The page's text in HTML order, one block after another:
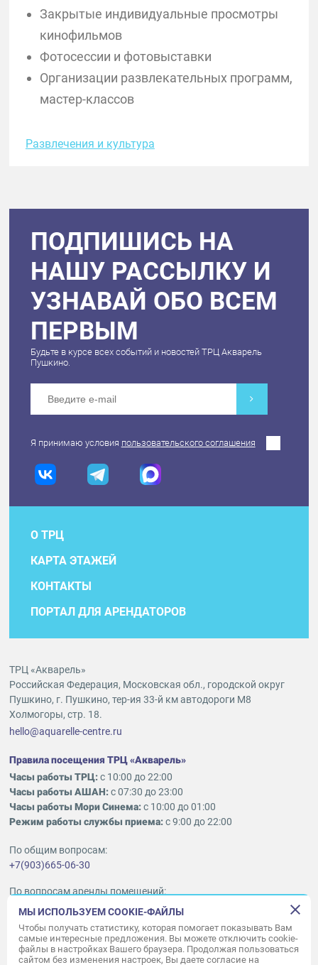
Закрытые индивидуальные просмотры
кинофильмов
Фотосессии и фотовыставки
Организации развлекательных программ,
мастер-классов
Развлечения и культура
ПОДПИШИСЬ НА
НАШУ РАССЫЛКУ И
УЗНАВАЙ ОБО ВСЕМ
ПЕРВЫМ
Будьте в курсе всех событий и новостей ТРЦ Акварель
Пушкино.
Я принимаю условия пользовательского соглашения
О ТРЦ
КАРТА ЭТАЖЕЙ
КОНТАКТЫ
ПОРТАЛ ДЛЯ АРЕНДАТОРОВ
ТРЦ «Акварель»
Российская Федерация, Московская обл., городской округ
Пушкино, г. Пушкино, тер-ия 33-й км автодороги М8
Холмогоры, стр. 18.
hello@aquarelle-centre.ru
Правила посещения ТРЦ «Акварель»
Часы работы ТРЦ:с 10:00 до 22:00
Часы работы АШАН:с 07:30 до 23:00
Часы работы Мори Синема:с 10:00 до 01:00
Режим работы службы приема:с 9:00 до 22:00
По общим вопросам:
+7(903)665-06-30
По вопросам аренды помещений:
ukleykina@nhood.com
+7(903)665-98-78
© ООО «Акварель» 2010–2026.
МЫ ИСПОЛЬЗУЕМ COOKIE-ФАЙЛЫ
Чтобы получать статистику, которая помогает показывать Вам
самые интересные предложения. Вы можете отключить cookie-
файлы в настройках Вашего браузера. Продолжая пользоваться
сайтом без изменения настроек, Вы даете согласие на